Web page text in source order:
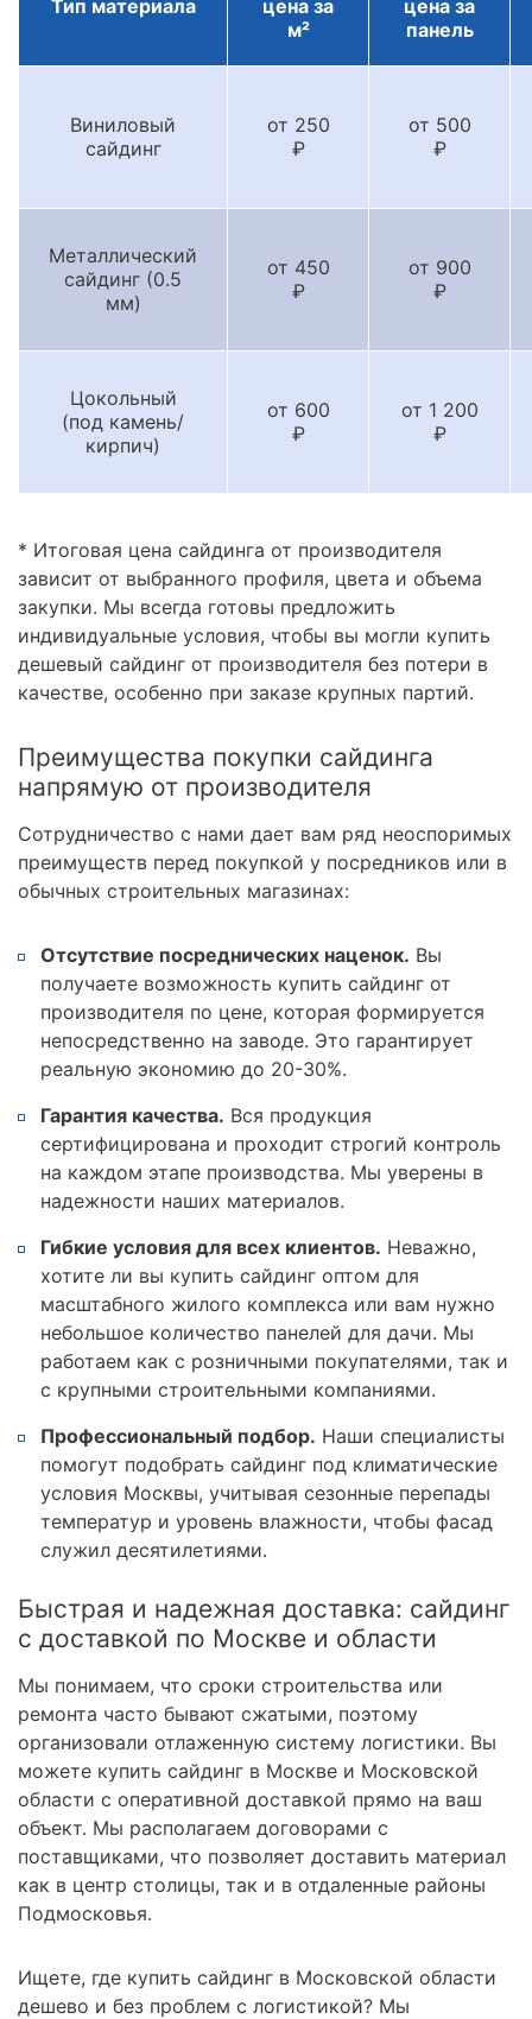
Тип материала
цена за
м²
цена за
панель
Виниловый
сайдинг
от 250
₽
от 500
₽
Металлический
сайдинг (0.5
мм)
от 450
₽
от 900
₽
Цокольный
(под камень/
кирпич)
от 600
₽
от 1 200
₽
* Итоговая цена сайдинга от производителя
зависит от выбранного профиля, цвета и объема
закупки. Мы всегда готовы предложить
индивидуальные условия, чтобы вы могли купить
дешевый сайдинг от производителя без потери в
качестве, особенно при заказе крупных партий.
Преимущества покупки сайдинга
напрямую от производителя
Сотрудничество с нами дает вам ряд неоспоримых
преимуществ перед покупкой у посредников или в
обычных строительных магазинах:
Отсутствие посреднических наценок. Вы
получаете возможность купить сайдинг от
производителя по цене, которая формируется
непосредственно на заводе. Это гарантирует
реальную экономию до 20-30%.
Гарантия качества. Вся продукция
сертифицирована и проходит строгий контроль
на каждом этапе производства. Мы уверены в
надежности наших материалов.
Гибкие условия для всех клиентов. Неважно,
хотите ли вы купить сайдинг оптом для
масштабного жилого комплекса или вам нужно
небольшое количество панелей для дачи. Мы
работаем как с розничными покупателями, так и
с крупными строительными компаниями.
Профессиональный подбор. Наши специалисты
помогут подобрать сайдинг под климатические
условия Москвы, учитывая сезонные перепады
температур и уровень влажности, чтобы фасад
служил десятилетиями.
Быстрая и надежная доставка: сайдинг
с доставкой по Москве и области
Мы понимаем, что сроки строительства или
ремонта часто бывают сжатыми, поэтому
организовали отлаженную систему логистики. Вы
можете купить сайдинг в Москве и Московской
области с оперативной доставкой прямо на ваш
объект. Мы располагаем договорами с
поставщиками, что позволяет доставить материал
как в центр столицы, так и в отдаленные районы
Подмосковья.
Ищете, где купить сайдинг в Московской области
дешево и без проблем с логистикой? Мы